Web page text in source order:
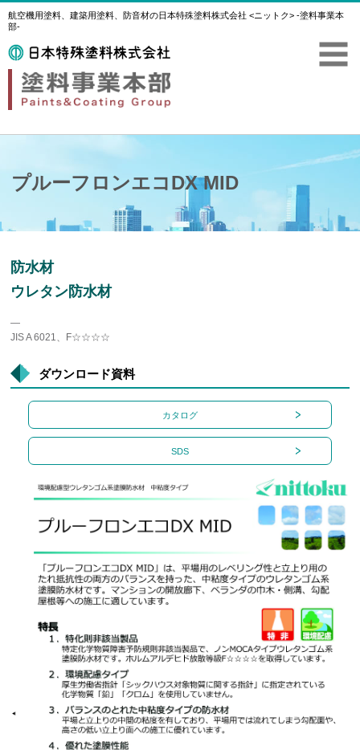
航空機用塗料、建築用塗料、防音材の日本特殊塗料株式会社 <ニットク> -塗料事業本
部-
プルーフロンエコDX MID
防水材
ウレタン防水材
―
JIS A 6021、F☆☆☆☆
ダウンロード資料
カタログ
SDS